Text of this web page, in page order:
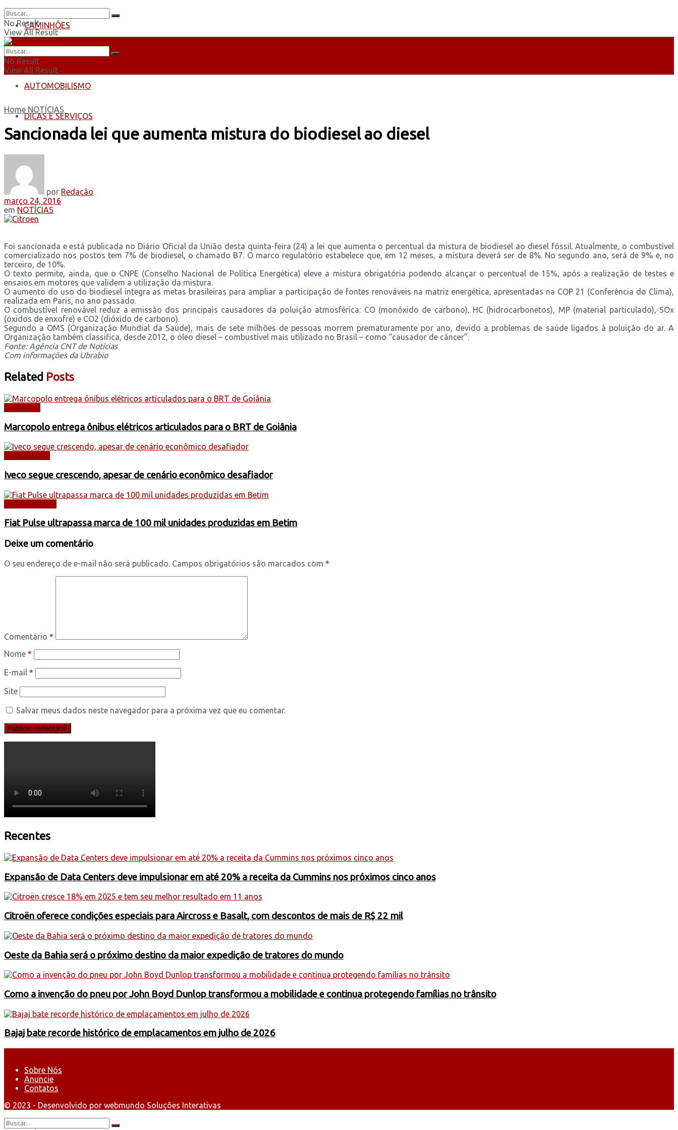
CAMINHÕES
ÔNIBUS
AUTOMOBILISMO
DICAS E SERVIÇOS
No Result
View All Result
No Result
View All Result
Home NOTÍCIAS
Sancionada lei que aumenta mistura do biodiesel ao diesel
por Redação
março 24, 2016
em NOTÍCIAS
Foi sancionada e está publicada no Diário Oficial da União desta quinta-feira (24) a lei que aumenta o percentual da mistura de biodiesel ao diesel fóssil. Atualmente, o combustível
comercializado nos postos tem 7% de biodiesel, o chamado B7. O marco regulatório estabelece que, em 12 meses, a mistura deverá ser de 8%. No segundo ano, será de 9% e, no
terceiro, de 10%.
O texto permite, ainda, que o CNPE (Conselho Nacional de Política Energética) eleve a mistura obrigatória podendo alcançar o percentual de 15%, após a realização de testes e
ensaios em motores que validem a utilização da mistura.
O aumento do uso do biodiesel integra as metas brasileiras para ampliar a participação de fontes renováveis na matriz energética, apresentadas na COP 21 (Conferência do Clima),
realizada em Paris, no ano passado.
O combustível renovável reduz a emissão dos principais causadores da poluição atmosférica: CO (monóxido de carbono), HC (hidrocarbonetos), MP (material particulado), SOx
(óxidos de enxofre) e CO2 (dióxido de carbono).
Segundo a OMS (Organização Mundial da Saúde), mais de sete milhões de pessoas morrem prematuramente por ano, devido a problemas de saúde ligados à poluição do ar. A
Organização também classifica, desde 2012, o óleo diesel – combustível mais utilizado no Brasil – como “causador de câncer”.
Fonte: Agência CNT de Notícias
Com informações da Ubrabio
Related Posts
Marcopolo entrega ônibus elétricos articulados para o BRT de Goiânia
Iveco segue crescendo, apesar de cenário econômico desafiador
Fiat Pulse ultrapassa marca de 100 mil unidades produzidas em Betim
Deixe um comentário
O seu endereço de e-mail não será publicado. Campos obrigatórios são marcados com *
Comentário *
Nome *
E-mail *
Site
Salvar meus dados neste navegador para a próxima vez que eu comentar.
Recentes
Expansão de Data Centers deve impulsionar em até 20% a receita da Cummins nos próximos cinco anos
Citroën oferece condições especiais para Aircross e Basalt, com descontos de mais de R$ 22 mil
Oeste da Bahia será o próximo destino da maior expedição de tratores do mundo
Como a invenção do pneu por John Boyd Dunlop transformou a mobilidade e continua protegendo famílias no trânsito
Bajaj bate recorde histórico de emplacamentos em julho de 2026
Sobre Nós
Anuncie
Contatos
© 2023 - Desenvolvido por webmundo Soluções Interativas